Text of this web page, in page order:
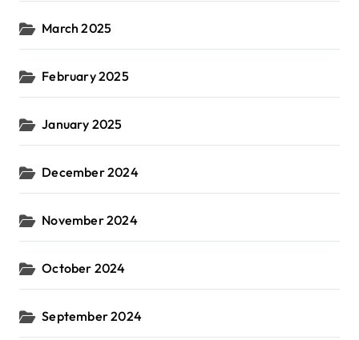
March 2025
February 2025
January 2025
December 2024
November 2024
October 2024
September 2024